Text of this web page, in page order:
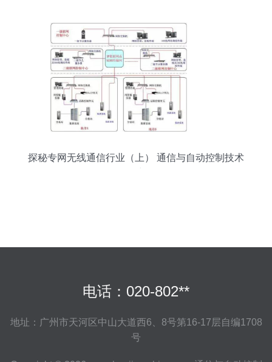
探秘专网无线通信行业（上） 通信与自动控制技术
电话：020-802**
地址：广州市天河区中山大道西6、8号第16-17层自编1708
号